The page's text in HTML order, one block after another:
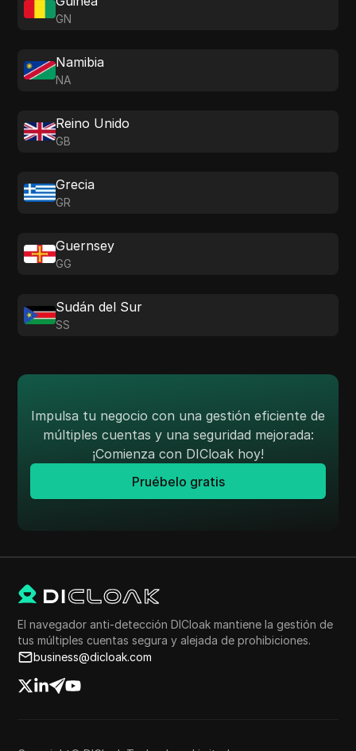
GN
Namibia
NA
Reino Unido
GB
Grecia
GR
Guernsey
GG
Sudán del Sur
SS
Impulsa tu negocio con una gestión eficiente de
múltiples cuentas y una seguridad mejorada:
¡Comienza con DICloak hoy!
Pruébelo gratis
El navegador anti-detección DICloak mantiene la gestión de
tus múltiples cuentas segura y alejada de prohibiciones.
business@dicloak.com